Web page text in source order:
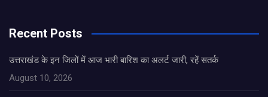
Recent Posts
उत्तराखंड के इन जिलों में आज भारी बारिश का अलर्ट जारी, रहें सतर्क
August 10, 2026